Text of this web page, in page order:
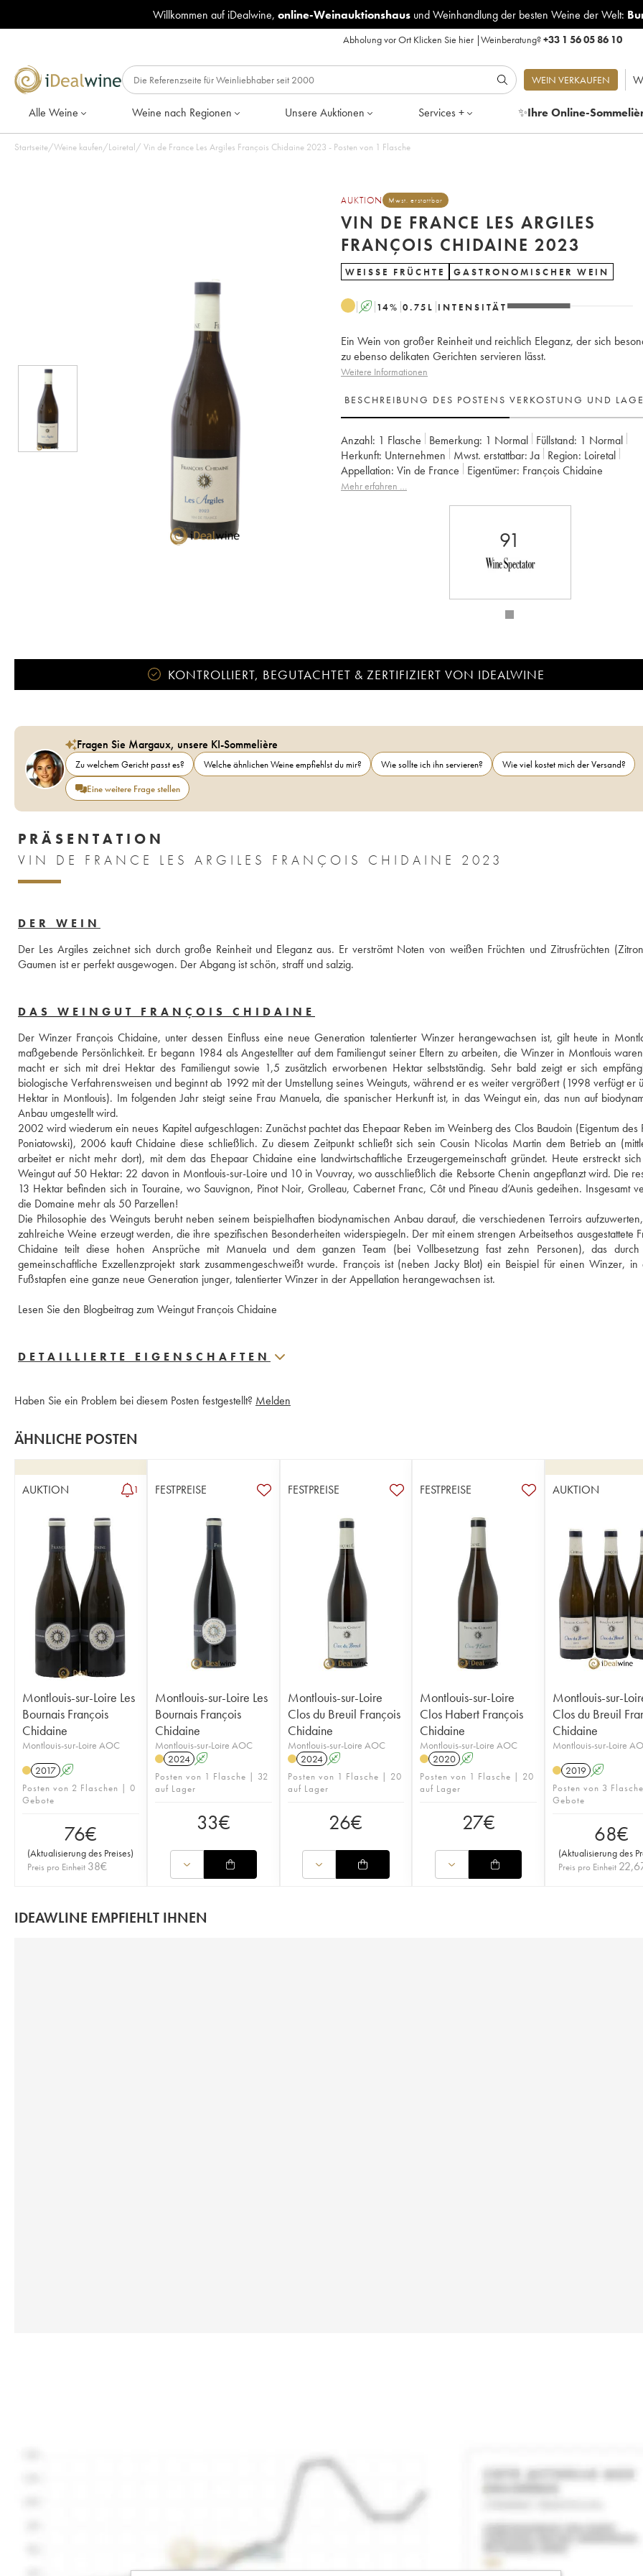
Willkommen auf iDealwine, online-Weinauktionshausund Weinhandlung der besten Weine der Welt:
Abholung vor Ort Klicken Sie hier|Weinberatung?+33 1 56 05 86 10
WEIN VERKAUFEN
Alle Weine Weine nach Regionen Unsere Auktionen Services + ✨Ihre Online-
Startseite/Weine kaufen/Loiretal/ Vin de France Les Argiles François Chidaine 2023 - Posten von 1 Flasche
AUKTION Mwst. erstattbar
VIN DE FRANCE LES ARGILES
FRANÇOIS CHIDAINE 2023
WEISSE FRÜCHTE GASTRONOMISCHER WEIN
A 14% 0.75 L INTENSITÄT
Ein Wein von großer Reinheit und reichlich Eleganz, der sich
zu ebenso delikaten Gerichten servieren lässt.
Weitere Informationen
BESCHREIBUNG DES POSTENS VERKOSTUNG UND
Anzahl: 1 Flasche Bemerkung: 1 Normal Füllstand: 1 Normal
Herkunft:
unternehmen Mwst. erstattbar: ja Region: Loiretal
Appellation:
Vin de France Eigentümer: François Chidaine
Mehr erfahren …
91
KONTROLLIERT, BEGUTACHTET & ZERTIFIZIERT VON IDEALWINE
Fragen Sie Margaux, unsere KI-Sommelière
Zu welchem Gericht passt es? Welche ähnlichen Weine empfiehlst du mir? Wie sollte ich ihn servieren?
Wie viel kostet mich der Versand?
Eine weitere Frage stellen
PRÄSENTATION
VIN DE FRANCE LES ARGILES FRANÇOIS CHIDAINE 2023
DER WEIN
Der Les Argiles zeichnet sich durch große Reinheit und Eleganz aus. Er verströmt Noten von weißen Früchten und Zitrusfrüchten
Gaumen ist er perfekt ausgewogen. Der Abgang ist schön, straff und salzig.
DAS WEINGUT FRANÇOIS CHIDAINE
Der Winzer François Chidaine, unter dessen Einfluss eine neue Generation talentierter Winzer herangewachsen ist, gilt heute in
maßgebende Persönlichkeit. Er begann 1984 als Angestellter auf dem Familiengut seiner Eltern zu arbeiten, die Winzer in Montlouis
macht er sich mit drei Hektar des Familiengut sowie 1,5 zusätzlich erworbenen Hektar selbstständig. Sehr bald zeigt er sich
biologische Verfahrensweisen und beginnt ab 1992 mit der Umstellung seines Weinguts, während er es weiter vergrößert (1998 verfügt er
Hektar in Montlouis). Im folgenden Jahr steigt seine Frau Manuela, die spanischer Herkunft ist, in das Weingut ein, das nun auf
Anbau umgestellt wird.
2002 wird wiederum ein neues Kapitel aufgeschlagen: Zunächst pachtet das Ehepaar Reben im Weinberg des Clos Baudoin (Eigentum des
Poniatowski), 2006 kauft Chidaine diese schließlich. Zu diesem Zeitpunkt schließt sich sein Cousin Nicolas Martin dem Betrieb an
arbeitet er nicht mehr dort), mit dem das Ehepaar Chidaine eine landwirtschaftliche Erzeugergemeinschaft gründet. Heute erstreckt
Weingut auf 50 Hektar: 22 davon in Montlouis-sur-Loire und 10 in Vouvray, wo ausschließlich die Rebsorte Chenin angepflanzt wird. Die
13 Hektar befinden sich in Touraine, wo Sauvignon, Pinot Noir, Grolleau, Cabernet Franc, Côt und Pineau d’Aunis gedeihen. Insgesamt
die Domaine mehr als 50 Parzellen!
Die Philosophie des Weinguts beruht neben seinem beispielhaften biodynamischen Anbau darauf, die verschiedenen Terroirs
zahlreiche Weine erzeugt werden, die ihre spezifischen Besonderheiten widerspiegeln. Der mit einem strengen Arbeitsethos ausgestattete
Chidaine teilt diese hohen Ansprüche mit Manuela und dem ganzen Team (bei Vollbesetzung fast zehn Personen), das durch
gemeinschaftliche Exzellenzprojekt stark zusammengeschweißt wurde. François ist (neben Jacky Blot) ein Beispiel für einen Winzer, in
Fußstapfen eine ganze neue Generation junger, talentierter Winzer in der Appellation herangewachsen ist.
Lesen Sie den Blogbeitrag zum Weingut François Chidaine
DETAILLIERTE EIGENSCHAFTEN
Haben Sie ein Problem bei diesem Posten festgestellt? Melden
ÄHNLICHE POSTEN
AUKTION 1
Montlouis-sur-Loire Les
Bournais François
Chidaine
Montlouis-sur-Loire AOC
2017 A
Posten von 2 Flaschen | 0
Gebote
76€
(Aktualisierung des Preises)
Preis pro Einheit 38€
FESTPREISE
Montlouis-sur-Loire Les
Bournais François
Chidaine
Montlouis-sur-Loire AOC
2024 A
Posten von 1 Flasche | 32
auf Lager
33€
FESTPREISE
Montlouis-sur-Loire
Clos du Breuil François
Chidaine
Montlouis-sur-Loire AOC
2024 A
Posten von 1 Flasche | 20
auf Lager
26€
FESTPREISE
Montlouis-sur-Loire
Clos Habert François
Chidaine
Montlouis-sur-Loire AOC
2020 A
Posten von 1 Flasche | 20
auf Lager
27€
AUKTION
Montlouis-sur-
Clos du Breuil
Chidaine
Montlouis-sur-Loire
2019 A
Posten von 3
Gebote
68€
(Aktualisierung des
Preis pro Einheit
IDEAWLINE EMPFIEHLT IHNEN